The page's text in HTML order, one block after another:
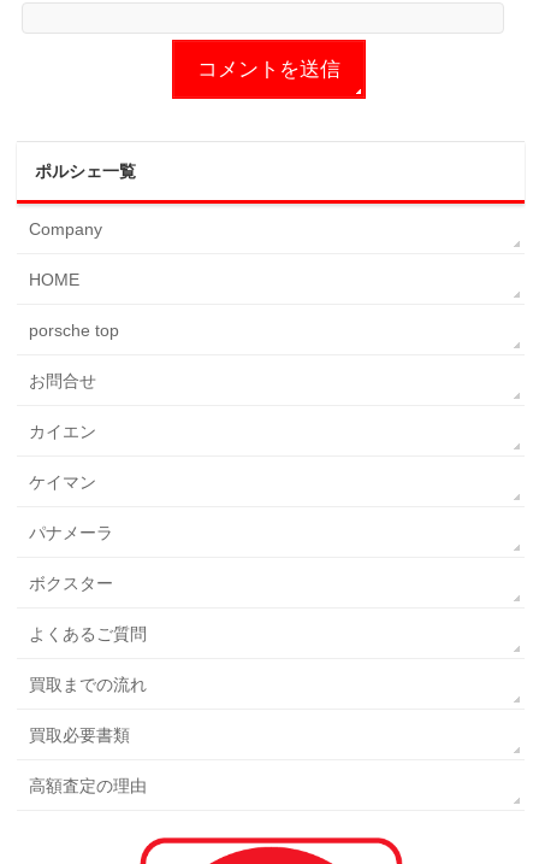
ポルシェ一覧
Company
HOME
porsche top
お問合せ
カイエン
ケイマン
パナメーラ
ボクスター
よくあるご質問
買取までの流れ
買取必要書類
高額査定の理由